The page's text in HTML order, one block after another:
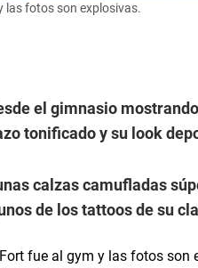
las fotos son explosivas.
el gimnasio
tonificado y su look
calzas camufladas
de los tattoos de su